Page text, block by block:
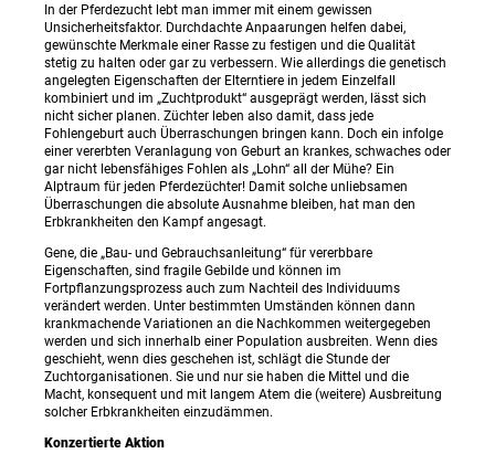
In der Pferdezucht lebt man immer mit einem gewissen
Unsicherheitsfaktor. Durchdachte Anpaarungen helfen dabei,
gewünschte Merkmale einer Rasse zu festigen und die Qualität
stetig zu halten oder gar zu verbessern. Wie allerdings die genetisch
angelegten Eigenschaften der Elterntiere in jedem Einzelfall
kombiniert und im „Zuchtprodukt“ ausgeprägt werden, lässt sich
nicht sicher planen. Züchter leben also damit, dass jede
Fohlengeburt auch Überraschungen bringen kann. Doch ein infolge
einer vererbten Veranlagung von Geburt an krankes, schwaches oder
gar nicht lebensfähiges Fohlen als „Lohn“ all der Mühe? Ein
Alptraum für jeden Pferdezüchter! Damit solche unliebsamen
Überraschungen die absolute Ausnahme bleiben, hat man den
Erbkrankheiten den Kampf angesagt.
Gene, die „Bau- und Gebrauchsanleitung“ für vererbbare
Eigenschaften, sind fragile Gebilde und können im
Fortpflanzungsprozess auch zum Nachteil des Individuums
verändert werden. Unter bestimmten Umständen können dann
krankmachende Variationen an die Nachkommen weitergegeben
werden und sich innerhalb einer Population ausbreiten. Wenn dies
geschieht, wenn dies geschehen ist, schlägt die Stunde der
Zuchtorganisationen. Sie und nur sie haben die Mittel und die
Macht, konsequent und mit langem Atem die (weitere) Ausbreitung
solcher Erbkrankheiten einzudämmen.
Konzertierte Aktion